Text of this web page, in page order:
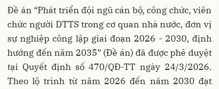
Đề án “Phát triển đội ngũ cán bộ, công chức, viên
chức người DTTS trong cơ quan nhà nước, đơn vị
sự nghiệp công lập giai đoạn 2026 - 2030, định
hướng đến năm 2035” (Đề án) đã được phê duyệt
tại Quyết định số 470/QĐ-TT ngày 24/3/2026.
Theo lộ trình từ năm 2026 đến năm 2030 đạt